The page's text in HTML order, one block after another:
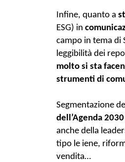
Infine, quanto a
ESG) in
campo in tema di
molto si sta
strumenti di
Segmentazione
dell’Agenda
anche della
tipo le iene,
vendita…